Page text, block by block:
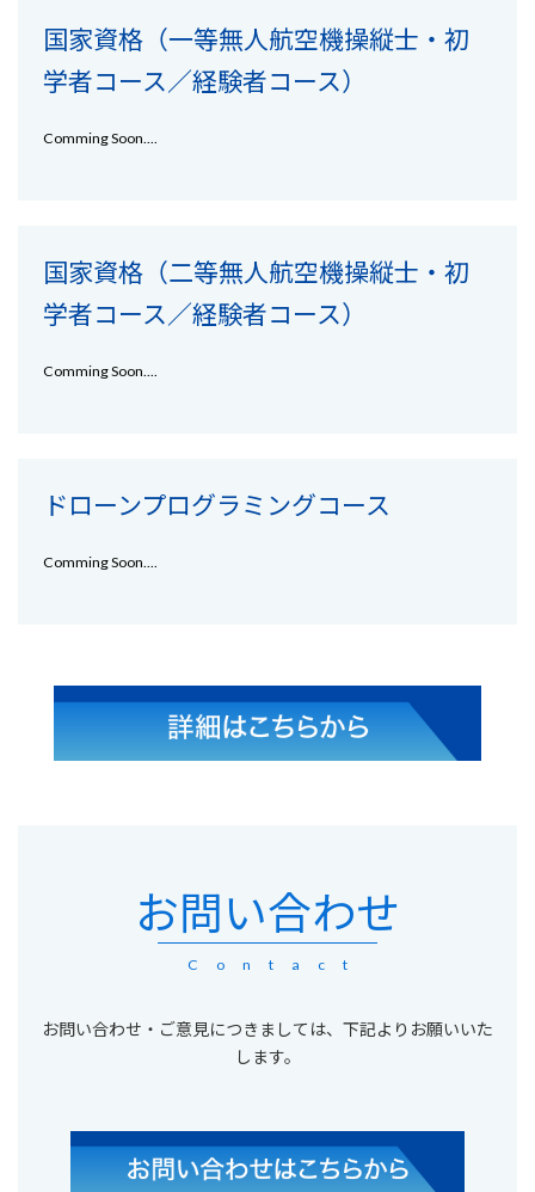
国家資格（一等無人航空機操縦士・初
学者コース／経験者コース）
Comming Soon....
国家資格（二等無人航空機操縦士・初
学者コース／経験者コース）
Comming Soon....
ドローンプログラミングコース
Comming Soon....
お問い合わせ
Contact
お問い合わせ・ご意見につきましては、下記よりお願いいた
します。